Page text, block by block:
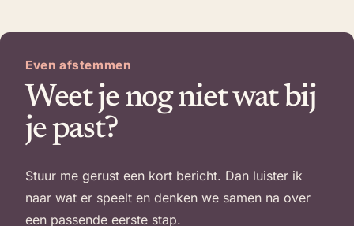
Even afstemmen
Weet je nog niet wat bij
je past?
Stuur me gerust een kort bericht. Dan luister ik
naar wat er speelt en denken we samen na over
een passende eerste stap.